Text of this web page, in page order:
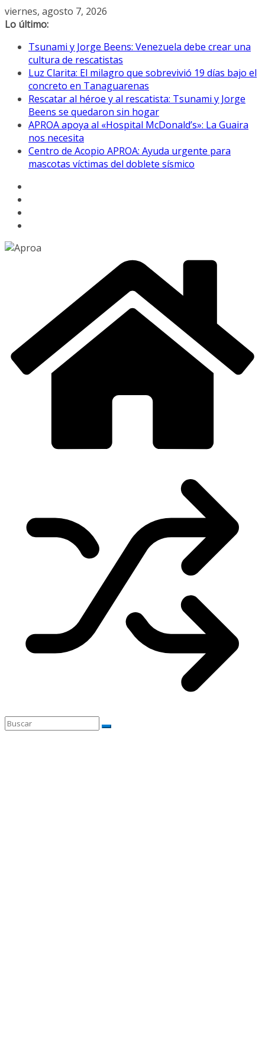
Saltar
al
viernes, agosto 7, 2026
Lo último:
Tsunami y Jorge Beens: Venezuela debe crear una
cultura de rescatistas
Luz Clarita: El milagro que sobrevivió 19 días bajo el
concreto en Tanaguarenas
Rescatar al héroe y al rescatista: Tsunami y Jorge
Beens se quedaron sin hogar
APROA apoya al «Hospital McDonald’s»: La Guaira
nos necesita
Centro de Acopio APROA: Ayuda urgente para
mascotas víctimas del doblete sísmico